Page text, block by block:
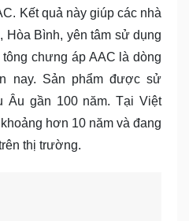
Kết quả này giúp các nhà
Hòa Bình, yên tâm sử dụng
chưng áp AAC là dòng
nay. Sản phẩm được sử
Âu gần 100 năm. Tại Việt
hơn 10 năm và đang
thị trường.